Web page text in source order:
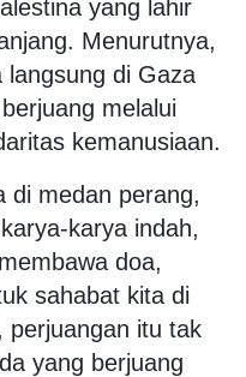
yang lahir
Menurutnya,
langsung di Gaza
melalui
kemanusiaan.
di medan perang,
karya indah,
doa,
sahabat kita di
perjuangan itu tak
yang berjuang